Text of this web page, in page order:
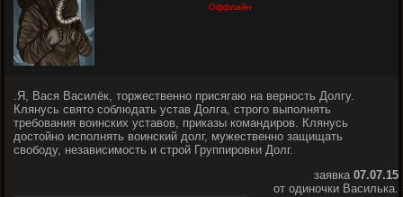
Оффлайн
.Я, Вася Василёк, торжественно присягаю на верность Долгу.
Клянусь свято соблюдать устав Долга, строго выполнять
требования воинских уставов, приказы командиров. Клянусь
достойно исполнять воинский долг, мужественно защищать
свободу, независимость и строй Группировки Долг.
заявка 07.07.15
от одиночки Василька.